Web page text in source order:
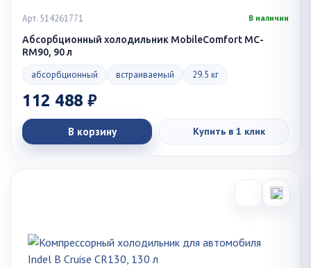
Арт. 514261771 В наличии
Абсорбционный холодильник MobileComfort MC-
RM90, 90 л
абсорбционный встраиваемый 29.5 кг
112 488 ₽
В корзину Купить в 1 клик